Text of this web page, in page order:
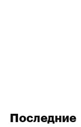
Последние